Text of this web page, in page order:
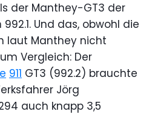
der Manthey-GT3 der
Und das, obwohl die
laut Manthey nicht
Vergleich: Der
911 GT3 (992.2) brauchte
Jörg
auch knapp 3,5